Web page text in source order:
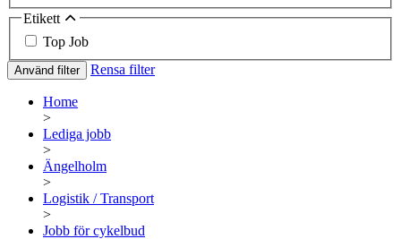
Etikett
Top Job
Använd filter Rensa filter
Home
>
Lediga jobb
>
Ängelholm
>
Logistik / Transport
>
Jobb för cykelbud